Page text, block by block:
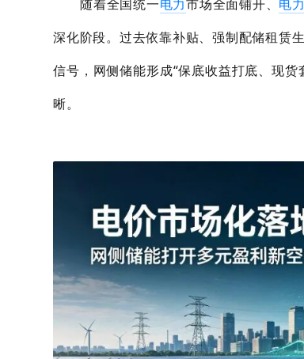
随着全国统一电力市场全面铺开、 电力
深化阶段。过去依靠补贴、强制配储租赁
信号，网侧储能形成“保底收益打底、现
晰。